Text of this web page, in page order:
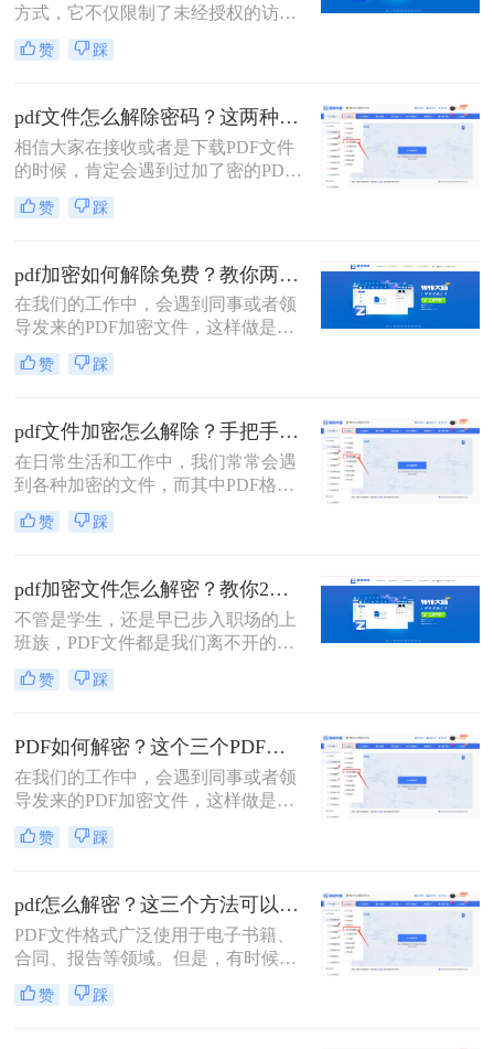
方式，它不仅限制了未经授权的访
问，还阻止了对文件的编辑。如果您
需要编辑一个PDF编辑加密文件，了
绍pdf编辑加密文件怎么解密的方法，
帮助您重新获得文件的编辑权限。
赞 踩
pdf文件怎么解除密码？这两种解密方法很简单！
相信大家在接收或者是下载PDF文件
的时候，肯定会遇到过加了密的PDF
文件，这就让我们每次打开都需要输
入文件密码，时间久了还可能会忘记
么pdf文件怎么解除密码呢？方法很简
单，给大家分享两种解决方法，其中
一种手机上就能完成，来一起看看
吧。
赞 踩
pdf加密如何解除免费？教你两种方法，轻松解锁pdf文件！
在我们的工作中，会遇到同事或者领
导发来的PDF加密文件，这样做是为
了保证文件的机密性；而我们每次打
开PDF文件都需要输入密码才能进行
时，就会很麻烦。
赞 踩
pdf文件加密怎么解除？手把手教你2个简单方法！
在日常生活和工作中，我们常常会遇
到各种加密的文件，而其中PDF格式
的文件加密情况也较为常见。PDF文
件的加密和解除是一个常见的需求，
时。下面分享pdf文件加密怎么解除方
法，可以帮助你解除PDF加密文件，
一起来了解一下吧！
赞 踩
pdf加密文件怎么解密？教你2个PDF解密方法！
​不管是学生，还是早已步入职场的上
班族，PDF文件都是我们离不开的一
款工具，毕竟这个格式它兼容性较
广，不易编辑，安全稳定性都较好，
有时为了保证PDF的安全性，我们会
对文件进行加密操作。可大家知道pdf
加密文件怎么解密吗？今天就能大家
分享二个非常好用的方法！
赞 踩
PDF如何解密？这个三个PDF解密工具可以帮你！
在我们的工作中，会遇到同事或者领
导发来的PDF加密文件，这样做是为
了保证文件的机密性；而我们每次打
开PDF文件都需要输入密码才能进行
时，就会很麻烦。这时我们就需要对
其进行解密，以方便后续的操作，那
有什么办法能进行PDF解密呢？当然
有，今天小编就为大家推荐三个方
法，大家一起看看PDF如何解密吧！
赞 踩
pdf怎么解密？这三个方法可以试一试！
PDF文件格式广泛使用于电子书籍、
合同、报告等领域。但是，有时候我
们可能会遇到一些加密的PDF文件，
这给我们的查看和编辑带来了困扰。
赞 踩